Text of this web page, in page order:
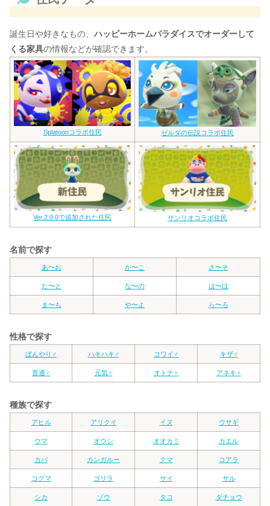
誕生日や好きなもの、 ハッピーホームパラダイスでオーダーして
くる家具の情報などが確認できます。
Splatoonコラボ住民 ゼルダの伝説コラボ住民
Ver.2.0.0で追加された住民 サンリオコラボ住民
名前で探す
あ〜お か〜こ さ〜そ
た〜と な〜の は〜ほ
ま〜も や〜よ ら〜ろ
性格で探す
ぼんやり♂ ハキハキ♂ コワイ♂ キザ♂
普通♀ 元気♀ オトナ♀ アネキ♀
種族で探す
アヒル アリクイ イヌ ウサギ
ウマ オウシ オオカミ カエル
カバ カンガルー クマ コアラ
コグマ ゴリラ サイ サル
シカ ゾウ タコ ダチョウ